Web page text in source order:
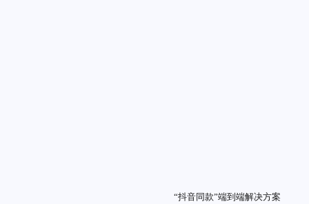
“抖音同款”端到端解决方案